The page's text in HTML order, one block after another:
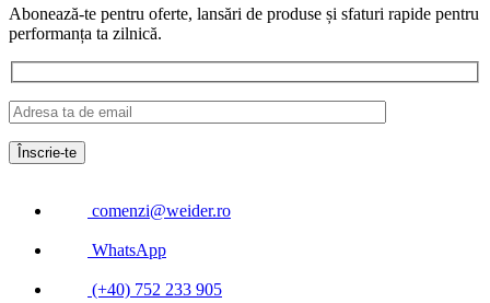
Abonează-te pentru oferte, lansări de produse și sfaturi rapide pentru
performanța ta zilnică.
comenzi@weider.ro
WhatsApp
(+40) 752 233 905